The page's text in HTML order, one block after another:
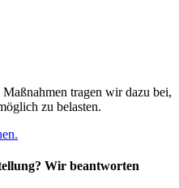
tragen wir dazu bei,
zu belasten.
Wir beantworten